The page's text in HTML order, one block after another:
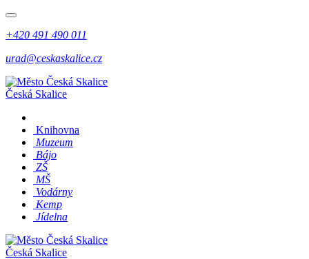
+420 491 490 011
urad@ceskaskalice.cz
Česká Skalice
Knihovna
Muzeum
Bájo
ZŠ
MŠ
Vodárny
Kemp
Jídelna
Česká Skalice